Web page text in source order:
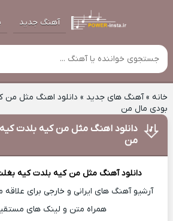
آهنگ جدید
خانه»آهنگ های جدید » دانلود اهنگ مثل من
بودی مال من
دانلود اهنگ مثل من کیه بلدت
من
دانلود آهنگ مثل من کیه بلدت کیه
آرشیو آهنگ های ایرانی و خارجی برای
همراه متن و لینک های